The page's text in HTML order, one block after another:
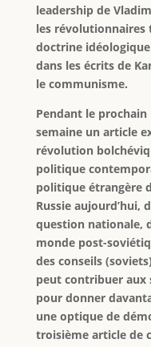
leadership de
les
doctrine
dans les écrits de
le communisme.
Pendant le
semaine un article
révolution
politique
politique étrangère
Russie aujourd’hui,
question nationale,
monde post-
des conseils
peut contribuer aux
pour donner
une optique de
troisième article de